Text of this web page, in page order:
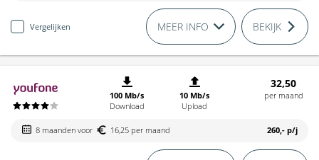
Vergelijken MEER INFO BEKIJK
100 Mb/s
Download
10 Mb/s
Upload
32,50
per maand
8 maanden voor 16,25 per maand 260,- p/j